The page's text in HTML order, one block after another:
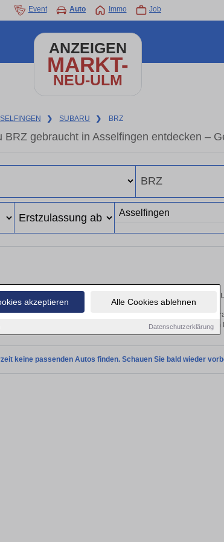
akzeptieren Alle Cookies ablehnen
Datenschutzerklärung
Event Auto Immo Job
ANZEIGEN
MARKT-
NEU-ULM
❯ SUBARU ❯ BRZ
BRZ gebraucht in Asselfingen entdecken –
Finden Sie in Asselfingen Ihren
einen Subaru BRZ Gebrauchtwagen? Entdecken Sie
Preisklassen von privat und vom
keine passenden Autos finden. Schauen Sie bald wieder